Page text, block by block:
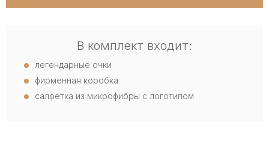
В комплект входит:
легендарные очки
фирменная коробка
салфетка из микрофибры с логотипом